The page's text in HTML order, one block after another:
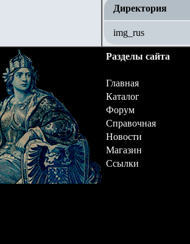
Директория
img_rus
Разделы сайта
Главная
Каталог
Форум
Справочная
Новости
Магазин
Ссылки